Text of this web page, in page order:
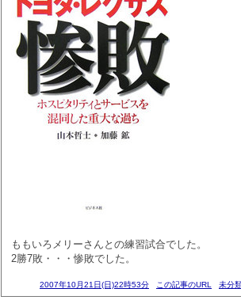
ももいろメリーさんとの練習試合でした。
2勝7敗・・・惨敗でした。
2007年10月21日(日)22時53分 この記事のURL 未分